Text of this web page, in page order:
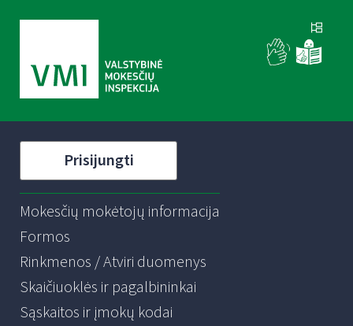
Prisijungti
Mokesčių mokėtojų informacija
Formos
Rinkmenos / Atviri duomenys
Skaičiuoklės ir pagalbininkai
Sąskaitos ir įmokų kodai